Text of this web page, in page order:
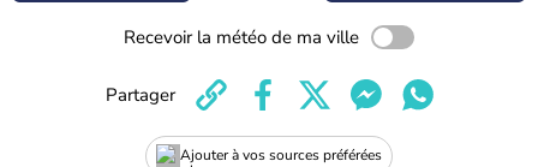
Recevoir la météo de ma ville
Ajouter à vos sources préférées
Partager